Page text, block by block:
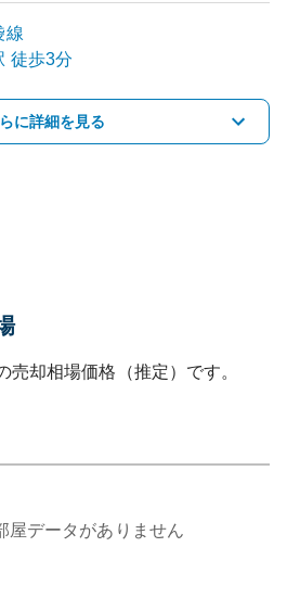
線
徒歩3分
に詳細を見る
売却相場価格（推定）です。
屋データがありません